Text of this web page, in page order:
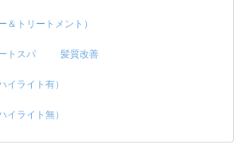
＆トリートメント）
トスパ 髪質改善
イライト有）
イライト無）